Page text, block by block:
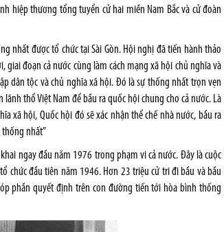
hiệp thương tổng tuyển cử hai miền Nam Bắc và cử đoàn
nhất được tổ chức tại Sài Gòn. Hội nghị đã tiến hành thảo
giai đoạn cả nước cùng làm cách mạng xã hội chủ nghĩa và
dân tộc và chủ nghĩa xã hội. Đó là sự thống nhất trọn vẹn
thổ Việt Nam để bầu ra quốc hội chung cho cả nước. Là
xã hội, Quốc hội đó sẽ xác nhận thể chế nhà nước, bầu ra
thống nhất”
ngay đầu năm 1976 trong phạm vi cả nước. Đây là cuộc
chức đầu tiên năm 1946. Hơn 23 triệu cử tri đi bầu và bầu
phần quyết định trên con đường tiến tới hòa bình thống